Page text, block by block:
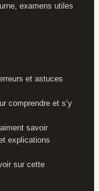
examens utiles
et astuces
comprendre et s’y
savoir
explications
sur cette